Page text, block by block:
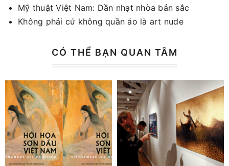
Mỹ thuật Việt Nam: Dần nhạt nhòa bản sắc
Không phải cứ không quần áo là art nude
CÓ THỂ BẠN QUAN TÂM